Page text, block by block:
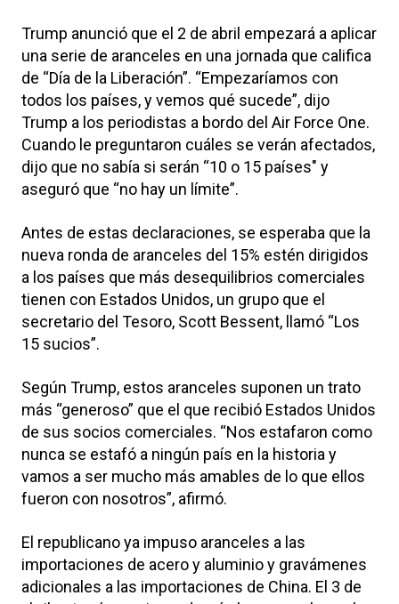
Trump anunció que el 2 de abril empezará a aplicar
una serie de aranceles en una jornada que califica
de “Día de la Liberación”. “Empezaríamos con
todos los países, y vemos qué sucede”, dijo
Trump a los periodistas a bordo del Air Force One.
Cuando le preguntaron cuáles se verán afectados,
dijo que no sabía si serán “10 o 15 países″ y
aseguró que “no hay un límite”.
Antes de estas declaraciones, se esperaba que la
nueva ronda de aranceles del 15% estén dirigidos
a los países que más desequilibrios comerciales
tienen con Estados Unidos, un grupo que el
secretario del Tesoro, Scott Bessent, llamó “Los
15 sucios”.
Según Trump, estos aranceles suponen un trato
más “generoso” que el que recibió Estados Unidos
de sus socios comerciales. “Nos estafaron como
nunca se estafó a ningún país en la historia y
vamos a ser mucho más amables de lo que ellos
fueron con nosotros”, afirmó.
El republicano ya impuso aranceles a las
importaciones de acero y aluminio y gravámenes
adicionales a las importaciones de China. El 3 de